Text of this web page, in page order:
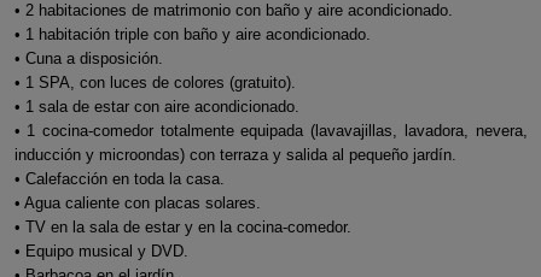
• 2 habitaciones de matrimonio con baño y aire acondicionado.
• 1 habitación triple con baño y aire acondicionado.
• Cuna a disposición.
• 1 SPA, con luces de colores (gratuito).
• 1 sala de estar con aire acondicionado.
• 1 cocina-comedor totalmente equipada (lavavajillas, lavadora, nevera,
inducción y microondas) con terraza y salida al pequeño jardín.
• Calefacción en toda la casa.
• Agua caliente con placas solares.
• TV en la sala de estar y en la cocina-comedor.
• Equipo musical y DVD.